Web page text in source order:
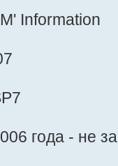
Information
года - не